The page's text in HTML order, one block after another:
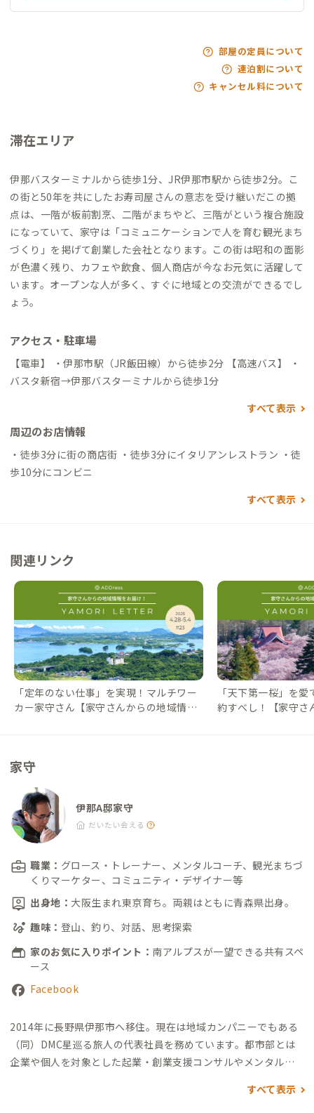
部屋の定員について
連泊割について
キャンセル料について
滞在エリア
伊那バスターミナルから徒歩1分、JR伊那市駅から徒歩2分。こ
の街と50年を共にしたお寿司屋さんの意志を受け継いだこの拠
点は、一階が板前割烹、二階がまちやど、三階がという複合施設
になっていて、家守は「コミュニケーションで人を育む観光まち
づくり」を掲げて創業した会社となります。この街は昭和の面影
が色濃く残り、カフェや飲食、個人商店が今なお元気に活躍して
います。オープンな人が多く、すぐに地域との交流ができるでし
ょう。
アクセス・駐車場
【電車】 ・伊那市駅（JR飯田線）から徒歩2分 【高速バス】 ・
バスタ新宿→伊那バスターミナルから徒歩1分
すべて表示
周辺のお店情報
・徒歩3分に街の商店街 ・徒歩3分にイタリアンレストラン ・徒
歩10分にコンビニ
すべて表示
関連リンク
「定年のない仕事」を実現！マルチワー
カー家守さん【家守さんからの地域情報
「天下第一桜」を
約すべし！【家守さ
家守
伊那A邸家守
だいたい会える
職業： グロース・トレーナー、メンタルコーチ、観光まちづ
くりマーケター、コミュニティ・デザイナー等
出身地： 大阪生まれ東京育ち。両親はともに青森県出身。
趣味： 登山、釣り、対話、思考探索
家のお気に入りポイント： 南アルプスが一望できる共有スペ
ース
Facebook
2014年に長野県伊那市へ移住。現在は地域カンパニーでもある
（同）DMC星巡る旅人の代表社員を務めています。都市部とは
企業や個人を対象とした起業・創業支援コンサルやメンタルコ
現在、日本百名
すべて表示